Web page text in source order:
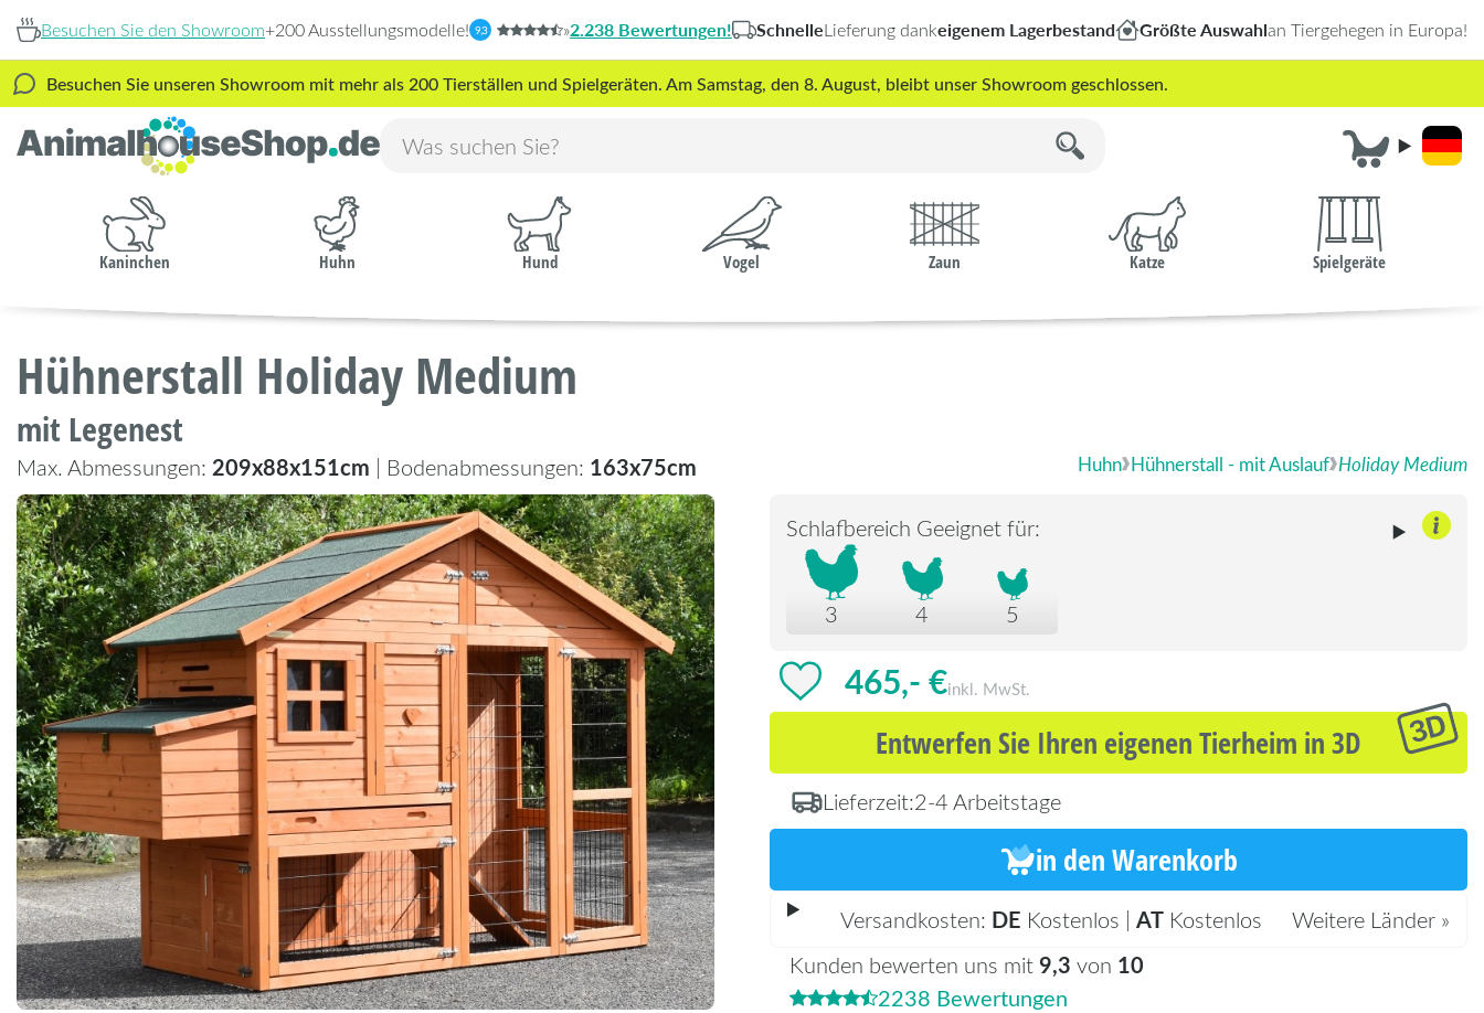
Besuchen Sie den Showroom+200 Ausstellungsmodelle! 9,3 »2.238 Bewertungen! SchnelleLieferung dankeigenem Lagerbestand Größte Auswahlan Tiergehegen in Europa!
Besuchen Sie unseren Showroom mit mehr als 200 Tierställen und Spielgeräten. Am Samstag, den 8. August, bleibt unser Showroom geschlossen.
Kaninchen Huhn Hund Vogel Zaun Katze Spielgeräte
Hühnerstall Holiday Medium
mit Legenest
Max. Abmessungen: 209x88x151cm | Bodenabmessungen: 163x75cm Huhn Hühnerstall - mit Auslauf Holiday Medium
Schlafbereich Geeignet für:
3 4 5
465,- €inkl. MwSt.
Entwerfen Sie Ihren eigenen Tierheim in 3D
Lieferzeit:2-4 Arbeitstage
in den Warenkorb
Versandkosten: DE Kostenlos |AT Kostenlos
Weitere Länder »
Kunden bewerten uns mit9,3 von 10
2238 Bewertungen